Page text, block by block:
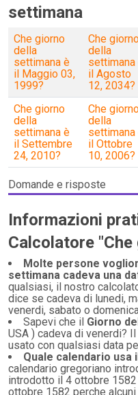
settimana
Che giorno
della
settimana è
il Maggio 03,
1999?
Che
della
settimana
il Agosto
12, 2034?
Che giorno
della
settimana è
il Settembre
24, 2010?
Che
della
settimana
il Ottobre
10, 2006?
Domande e risposte
Informazioni
Calcolatore "Che
Molte persone
settimana cadeva una
qualsiasi, il nostro
dice se cadeva di lunedi,
venerdi, sabato o
Sapevi che il Giorno
USA ) cadeva di venerdi?
usato con qualsiasi data
Quale calendario usa
calendario gregoriano
introdotto il 4 ottobre
ottobre 1582 perche